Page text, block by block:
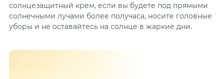
солнцезащитный крем, если вы будете под прямыми
солнечными лучами более получаса, носите головные
уборы и не оставайтесь на солнце в жаркие дни.